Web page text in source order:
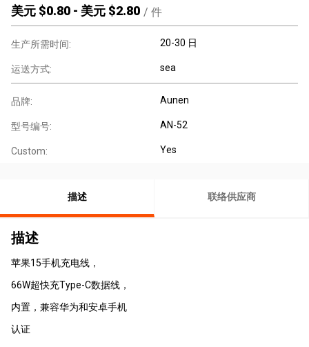
美元 $0.80 - 美元 $2.80 / 件
生产所需时间: 20-30 日
运送方式: sea
品牌: Aunen
型号编号: AN-52
Custom: Yes
描述 联络供应商
描述
苹果15手机充电线，
66W超快充Type-C数据线，
内置，兼容华为和安卓手机
认证